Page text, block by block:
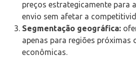
preços estrategicamente para
envio sem afetar a
Segmentação geográfica:
apenas para regiões próximas
econômicas.